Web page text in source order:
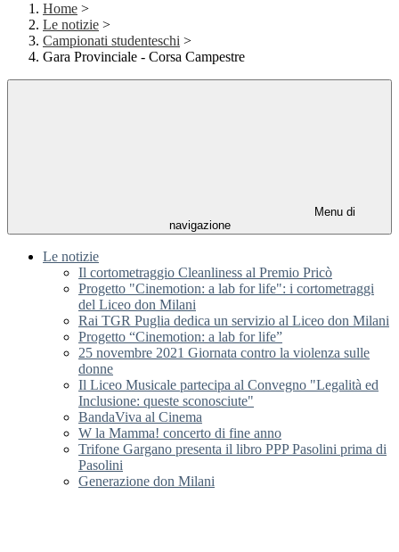
Home >
Le notizie >
Campionati studenteschi >
Gara Provinciale - Corsa Campestre
Menu di
navigazione
Le notizie
Il cortometraggio Cleanliness al Premio Pricò
Progetto "Cinemotion: a lab for life": i cortometraggi
del Liceo don Milani
Rai TGR Puglia dedica un servizio al Liceo don Milani
Progetto “Cinemotion: a lab for life”
25 novembre 2021 Giornata contro la violenza sulle
donne
Il Liceo Musicale partecipa al Convegno "Legalità ed
Inclusione: queste sconosciute"
BandaViva al Cinema
W la Mamma! concerto di fine anno
Trifone Gargano presenta il libro PPP Pasolini prima di
Pasolini
Generazione don Milani